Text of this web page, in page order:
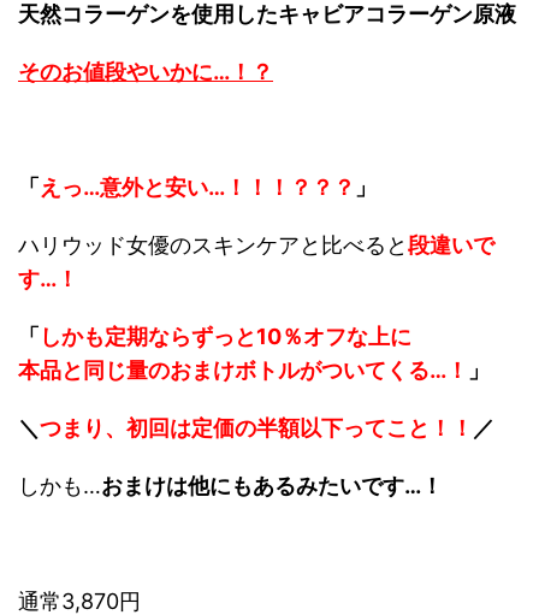
天然コラーゲンを使用したキャビアコラーゲン原液
そのお値段やいかに…！？
「 えっ…意外と安い…！！！？？？ 」
ハリウッド女優のスキンケアと比べると段違いで
す…！
「 しかも定期ならずっと10％オフな上に
本品と同じ量のおまけボトルがついてくる…！
」
＼つまり、初回は定価の半額以下ってこと！！ ／
しかも…おまけは他にもあるみたいです…！
通常3,870円